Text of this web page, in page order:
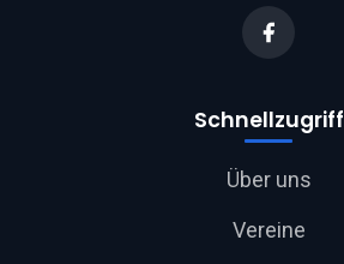
Schnellzugriff
Über uns
Vereine